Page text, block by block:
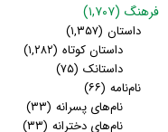
فرهنگ (۱,۷۰۷)
داستان (۱,۳۵۷)
داستان کوتاه (۱,۲۸۲)
داستانک (۷۵)
نام‌نامه (۶۶)
نام‌های پسرانه (۳۳)
نام‌های دخترانه (۳۳)